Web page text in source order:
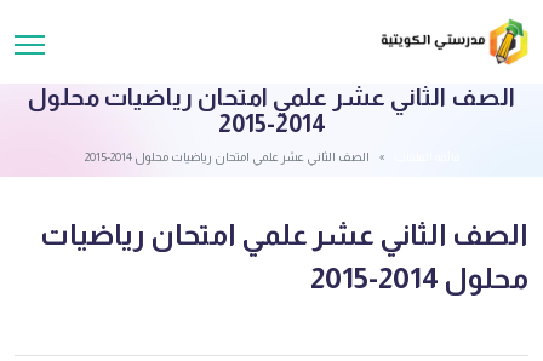
الصف الثاني عشر علمي امتحان رياضيات محلول
2014-2015
الصف الثاني عشر علمي امتحان رياضيات محلول 2014-2015
الصف الثاني عشر علمي امتحان رياضيات
محلول 2014-2015